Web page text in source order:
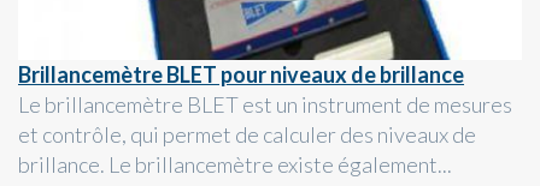
Brillancemètre BLET pour niveaux de brillance
Le brillancemètre BLET est un instrument de mesures
et contrôle, qui permet de calculer des niveaux de
brillance. Le brillancemètre existe également...